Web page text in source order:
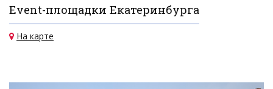
Event-площадки Екатеринбурга
На карте